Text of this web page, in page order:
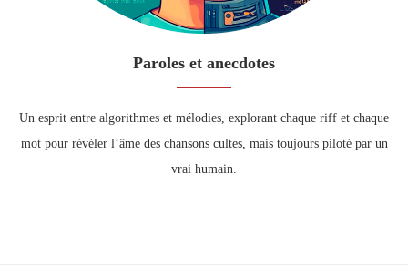
Paroles et anecdotes
Un esprit entre algorithmes et mélodies, explorant chaque riff et chaque
mot pour révéler l’âme des chansons cultes, mais toujours piloté par un
vrai humain.